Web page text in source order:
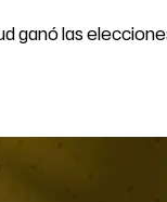
ganó las